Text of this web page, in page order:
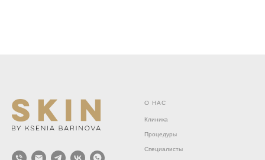
О НАС
Клиника
Процедуры
Специалисты